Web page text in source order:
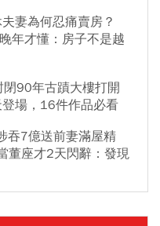
妻為何忍痛賣房？
年才懂：房子不是越
90年古蹟大樓打開
場，16件作品必看
吞7億送前妻滿屋精
董座才2天閃辭：發現